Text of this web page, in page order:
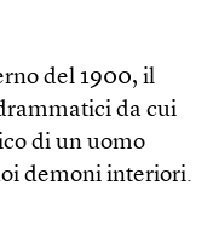
del 1900, il
da cui
di un uomo
demoni interiori.